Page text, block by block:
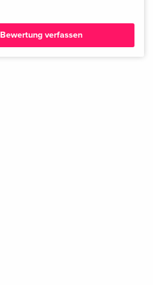
Bewertung verfassen